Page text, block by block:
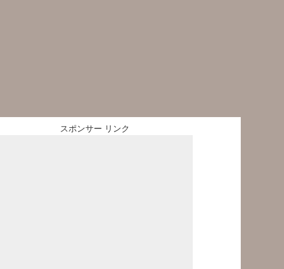
スポンサー リンク